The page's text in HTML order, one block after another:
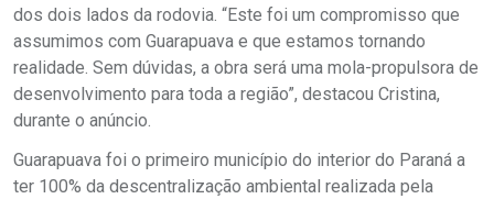
dos dois lados da rodovia. “Este foi um compromisso que
assumimos com Guarapuava e que estamos tornando
realidade. Sem dúvidas, a obra será uma mola-propulsora de
desenvolvimento para toda a região”, destacou Cristina,
durante o anúncio.
Guarapuava foi o primeiro município do interior do Paraná a
ter 100% da descentralização ambiental realizada pela